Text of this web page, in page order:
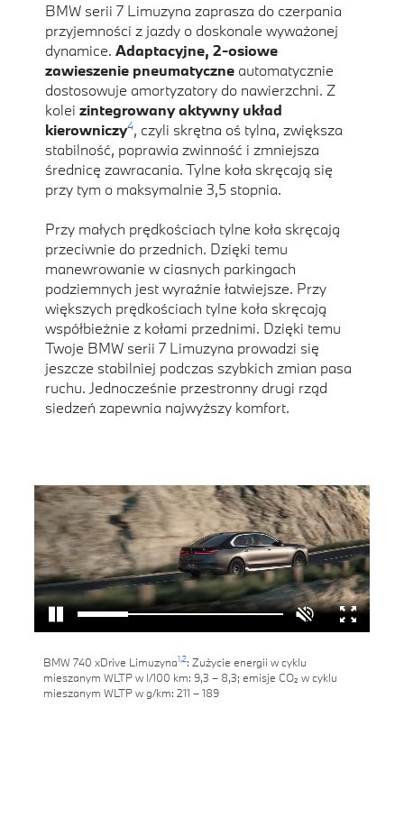
BMW serii 7 Limuzyna zaprasza do czerpania
przyjemności z jazdy o doskonale wyważonej
dynamice. Adaptacyjne, 2-osiowe
zawieszenie pneumatyczne automatycznie
dostosowuje amortyzatory do nawierzchni. Z
kolei zintegrowany aktywny układ
kierowniczy4, czyli skrętna oś tylna, zwiększa
stabilność, poprawia zwinność i zmniejsza
średnicę zawracania. Tylne koła skręcają się
przy tym o maksymalnie 3,5 stopnia.
Przy małych prędkościach tylne koła skręcają
przeciwnie do przednich. Dzięki temu
manewrowanie w ciasnych parkingach
podziemnych jest wyraźnie łatwiejsze. Przy
większych prędkościach tylne koła skręcają
współbieżnie z kołami przednimi. Dzięki temu
Twoje BMW serii 7 Limuzyna prowadzi się
jeszcze stabilniej podczas szybkich zmian pasa
ruchu. Jednocześnie przestronny drugi rząd
siedzeń zapewnia najwyższy komfort.
BMW 740 xDrive Limuzyna1,2: Zużycie energii w cyklu
mieszanym WLTP w l/100 km: 9,3 – 8,3; emisje CO₂ w cyklu
mieszanym WLTP w g/km: 211 – 189